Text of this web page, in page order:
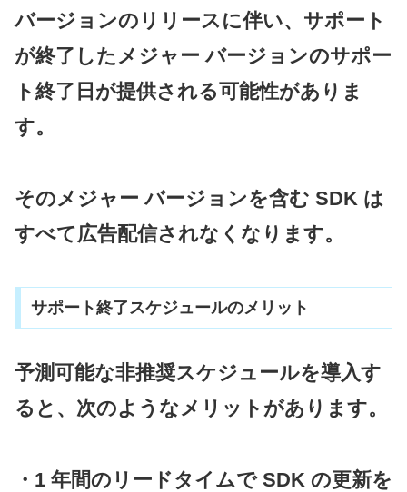
バージョンのリリースに伴い、サポート
が終了したメジャー バージョンのサポー
ト終了日が提供される可能性がありま
す。
そのメジャー バージョンを含む SDK は
すべて広告配信されなくなります。
サポート終了スケジュールのメリット
予測可能な非推奨スケジュールを導入す
ると、次のようなメリットがあります。
・1 年間のリードタイムで SDK の更新を